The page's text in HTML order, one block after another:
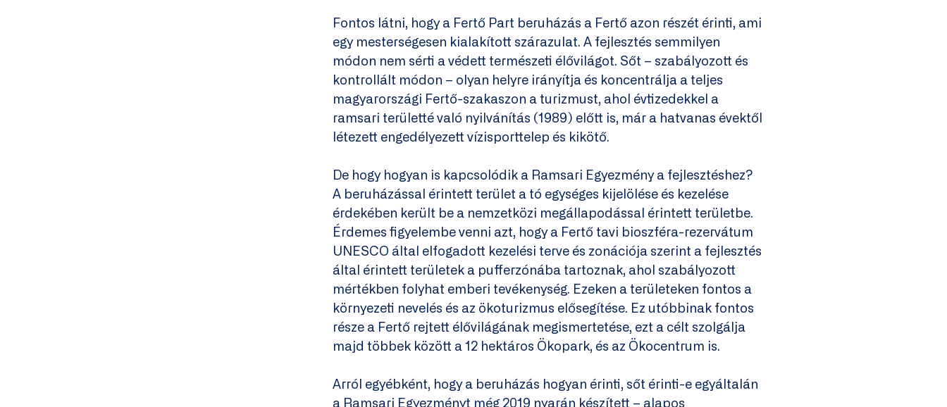
Fontos látni, hogy a Fertő Part beruházás a Fertő azon részét érinti, ami
egy mesterségesen kialakított szárazulat. A fejlesztés semmilyen
módon nem sérti a védett természeti élővilágot. Sőt – szabályozott és
kontrollált módon – olyan helyre irányítja és koncentrálja a teljes
magyarországi Fertő-szakaszon a turizmust, ahol évtizedekkel a
ramsari területté való nyilvánítás (1989) előtt is, már a hatvanas évektől
létezett engedélyezett vízisporttelep és kikötő.
De hogy hogyan is kapcsolódik a Ramsari Egyezmény a fejlesztéshez?
A beruházással érintett terület a tó egységes kijelölése és kezelése
érdekében került be a nemzetközi megállapodással érintett területbe.
Érdemes figyelembe venni azt, hogy a Fertő tavi bioszféra-rezervátum
UNESCO által elfogadott kezelési terve és zonációja szerint a fejlesztés
által érintett területek a pufferzónába tartoznak, ahol szabályozott
mértékben folyhat emberi tevékenység. Ezeken a területeken fontos a
környezeti nevelés és az ökoturizmus elősegítése. Ez utóbbinak fontos
része a Fertő rejtett élővilágának megismertetése, ezt a célt szolgálja
majd többek között a 12 hektáros Ökopark, és az Ökocentrum is.
Arról egyébként, hogy a beruházás hogyan érinti, sőt érinti-e egyáltalán
a Ramsari Egyezményt még 2019 nyarán készített – alapos